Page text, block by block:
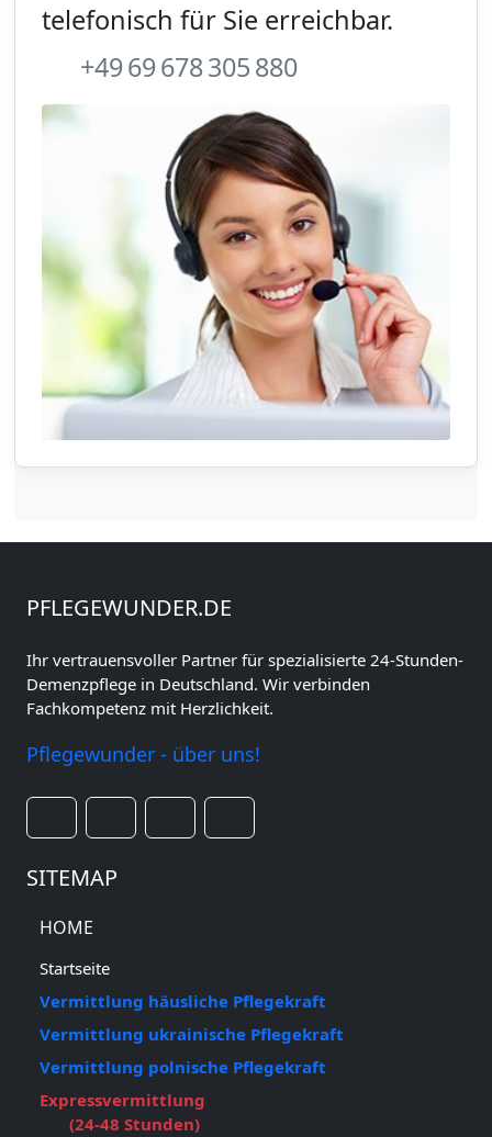
telefonisch für Sie erreichbar.
+49 69 678 305 880
PFLEGEWUNDER.DE
Ihr vertrauensvoller Partner für spezialisierte 24-Stunden-
Demenzpflege in Deutschland. Wir verbinden
Fachkompetenz mit Herzlichkeit.
Pflegewunder - über uns!
SITEMAP
HOME
Startseite
Vermittlung häusliche Pflegekraft
Vermittlung ukrainische Pflegekraft
Vermittlung polnische Pflegekraft
Expressvermittlung
(24-48 Stunden)